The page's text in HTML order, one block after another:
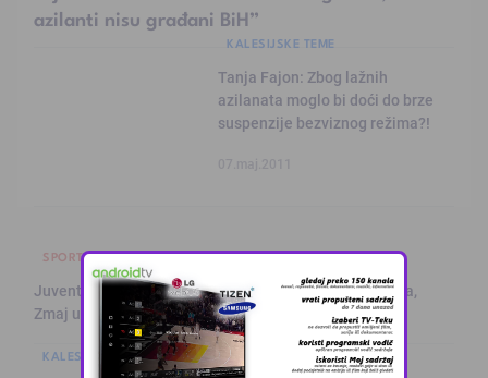
azilanti nisu građani BiH”
KALESIJSKE TEME
Tanja Fajon: Zbog lažnih
azilanata moglo bi doći do brze
suspenzije bezviznog režima?!
SPORT
Juventus na Alajbegovićevom debiju poražen od Intera,
Zmaj učestvov …
KALESIJSKE TEME